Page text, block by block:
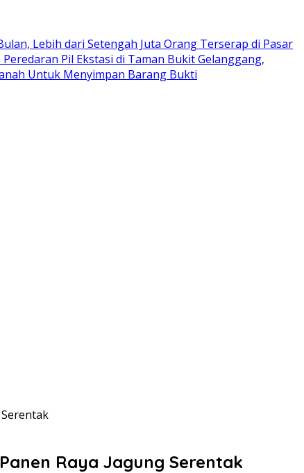
Lebih dari Setengah Juta Orang Terserap di Pasar
Peredaran Pil Ekstasi di Taman Bukit Gelanggang,
Untuk Menyimpan Barang Bukti
Raya Jagung Serentak